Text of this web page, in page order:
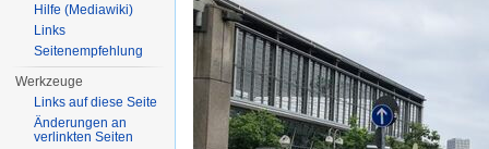
Hilfe (Mediawiki)
Links
Seitenempfehlung
Werkzeuge
Links auf diese Seite
Änderungen an
verlinkten Seiten